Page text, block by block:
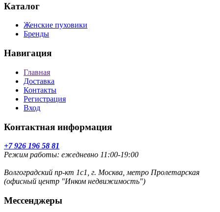
Каталог
Женские пуховики
Бренды
Навигация
Главная
Доставка
Контакты
Регистрация
Вход
Контактная информация
+7 926 196 58 81
Режим работы: ежедневно 11:00-19:00
Волгоградский пр-кт 1с1, г. Москва, метро Пролетарская
(офисный центр "Инком недвижимость")
Мессенджеры